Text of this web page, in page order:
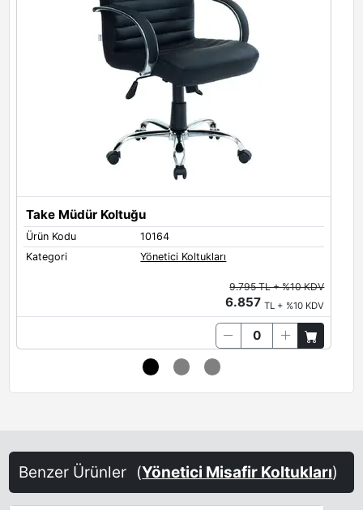
Take Müdür Koltuğu
Ürün Kodu
10164
Kategori
Yönetici Koltukları
9.795 TL + %10 KDV
6.857TL + %10 KDV
Benzer Ürünler (Yönetici Misafir Koltukları)